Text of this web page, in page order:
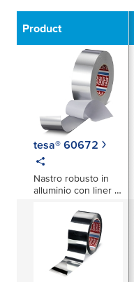
Product
tesa® 60672
Nastro robusto in
alluminio con liner di